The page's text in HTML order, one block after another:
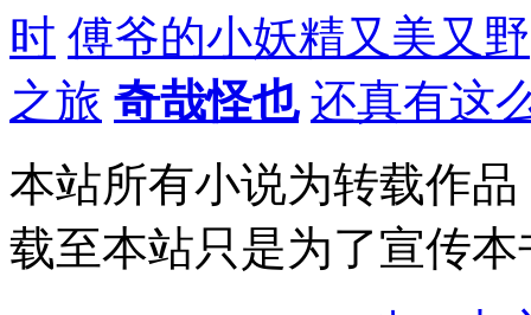
时 傅爷的小妖精又美又野
之旅 奇哉怪也 还真有这
本站所有小说为转载作
载至本站只是为了宣传